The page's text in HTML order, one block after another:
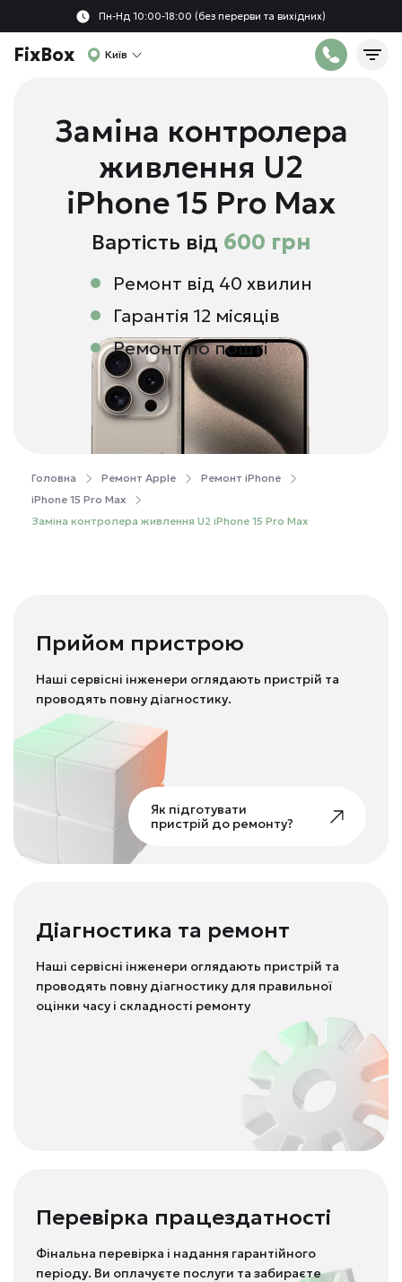
Пн-Нд 10:00-18:00 (без перерви та вихідних)
FixBox Київ
Заміна контролера
живлення U2
iPhone 15 Pro Max
Вартість від 600 грн
Ремонт від 40 хвилин
Гарантія 12 місяців
Ремонт по пошті
Головна Ремонт Apple
Ремонт iPhone
iPhone 15 Pro Max
Заміна контролера живлення U2 iPhone 15 Pro Max
Прийом пристрою
Наші сервісні інженери оглядають пристрій та
проводять повну діагностику.
Як підготувати
пристрій до ремонту?
Діагностика та ремонт
Наші сервісні інженери оглядають пристрій та
проводять повну діагностику для правильної
оцінки часу і складності ремонту
Перевірка працездатності
Фінальна перевірка і надання гарантійного
періоду. Ви оплачуєте послуги та забираєте